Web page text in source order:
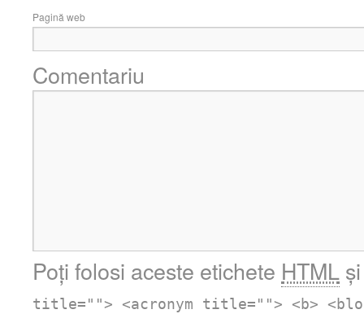
Pagină web
Comentariu
Poți folosi aceste etichete HTML
title=""> <acronym title=""> <b>